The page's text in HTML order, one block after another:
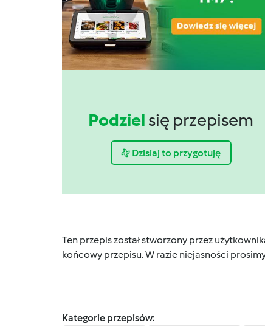
Podziel się przepisem
Dzisiaj to przygotuję
Ten przepis został stworzony przez
końcowy przepisu. W razie niejasności
Kategorie przepisów: